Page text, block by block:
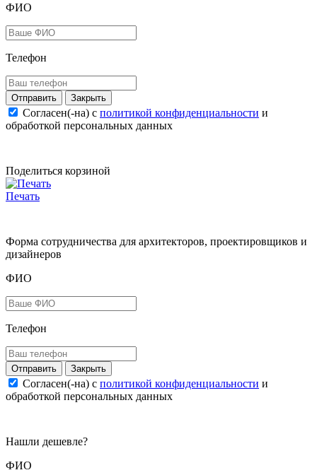
ФИО
Телефон
Закрыть
Согласен(-на) c политикой конфиденциальности и
обработкой персональных данных
Поделиться корзиной
Печать
Форма сотрудничества для архитекторов, проектировщиков и
дизайнеров
ФИО
Телефон
Закрыть
Согласен(-на) c политикой конфиденциальности и
обработкой персональных данных
Нашли дешевле?
ФИО